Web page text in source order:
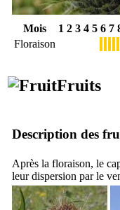
Mois 1 2 3 4 5 6 7
Floraison
Fruits
Description des
Après la floraison, le
leur dispersion par le